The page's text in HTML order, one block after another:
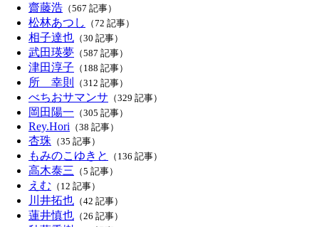
齋藤浩 （567 記事）
松林あつし （72 記事）
相子達也 （30 記事）
武田瑛夢 （587 記事）
津田淳子 （188 記事）
所 幸則 （312 記事）
べちおサマンサ （329 記事）
岡田陽一 （305 記事）
Rey.Hori （38 記事）
杏珠 （35 記事）
もみのこゆきと （136 記事）
高木泰三 （5 記事）
えむ （12 記事）
川井拓也 （42 記事）
蓮井慎也 （26 記事）